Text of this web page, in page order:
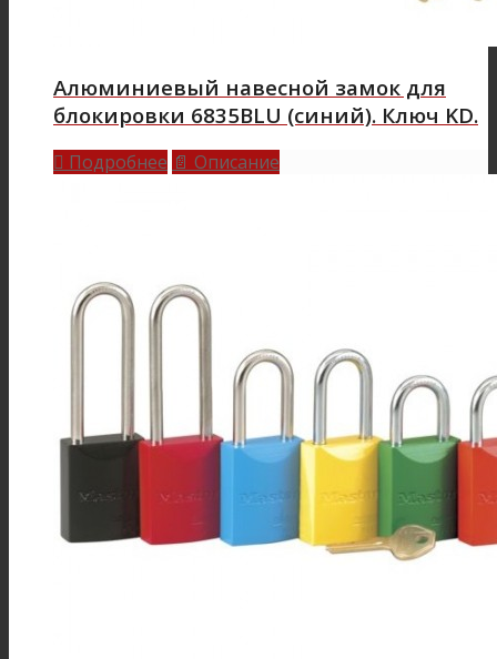
Алюминиевый навесной замок для
блокировки 6835BLU (синий). Ключ KD.
 Подробнее 📄 Описание